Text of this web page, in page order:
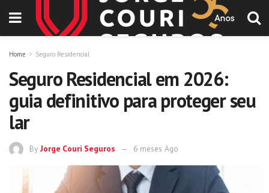
Home Seguro Residencial
Seguro Residencial em 2026:
guia definitivo para proteger seu
lar
By Jorge Couri Seguros 6 meses Ago